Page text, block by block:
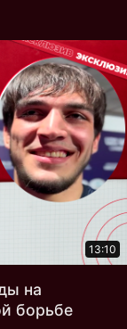
13:10
на
борьбе